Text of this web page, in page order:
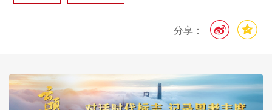
分享：